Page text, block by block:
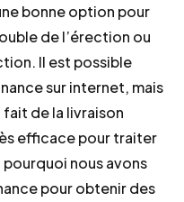
bonne option pour
de l’érection ou
Il est possible
sur internet, mais
fait de la livraison
efficace pour traiter
nous avons
pour obtenir des